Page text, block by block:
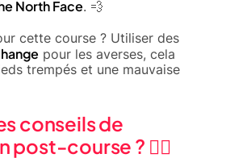
North Face. 💨
cette course ? Utiliser des
pour les averses, cela
trempés et une mauvaise
conseils de
post-course ? 🧘‍♂️